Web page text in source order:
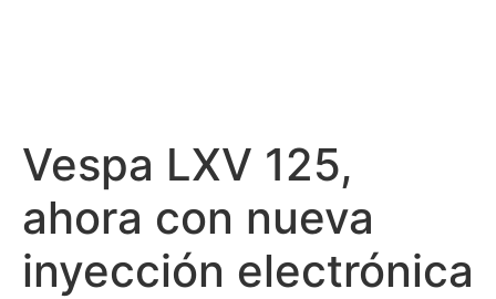
Vespa LXV 125,
ahora con nueva
inyección electrónica